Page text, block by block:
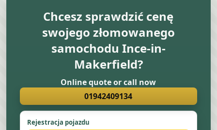
Chcesz sprawdzić cenę
swojego złomowanego
samochodu Ince-in-
Makerfield?
Online quote or call now
01942409134
Rejestracja pojazdu